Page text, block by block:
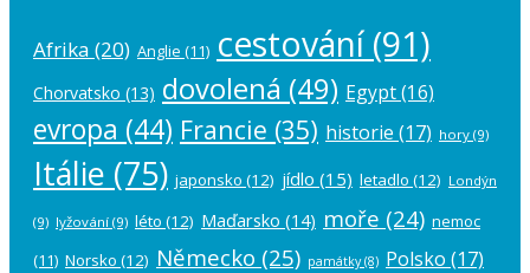
Afrika (20) Anglie (11) cestování(91)
Chorvatsko (13) dovolená (49) Egypt(16)
evropa (44) Francie (35) historie (17) hory (9)
Itálie (75) japonsko (12) jídlo (15) letadlo (12) Londýn
(9) lyžování (9) léto (12) Maďarsko (14) moře (24) nemoc
(11) Norsko (12) Německo (25) památky(8) Polsko (17)